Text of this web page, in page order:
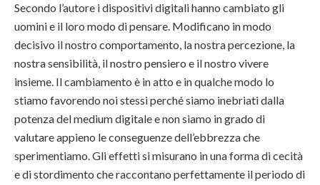
Secondo l’autore i dispositivi digitali hanno cambiato gli
uomini e il loro modo di pensare. Modificano in modo
decisivo il nostro comportamento, la nostra percezione, la
nostra sensibilità, il nostro pensiero e il nostro vivere
insieme. Il cambiamento è in atto e in qualche modo lo
stiamo favorendo noi stessi perché siamo inebriati dalla
potenza del medium digitale e non siamo in grado di
valutare appieno le conseguenze dell’ebbrezza che
sperimentiamo. Gli effetti si misurano in una forma di cecità
e di stordimento che raccontano perfettamente il periodo di